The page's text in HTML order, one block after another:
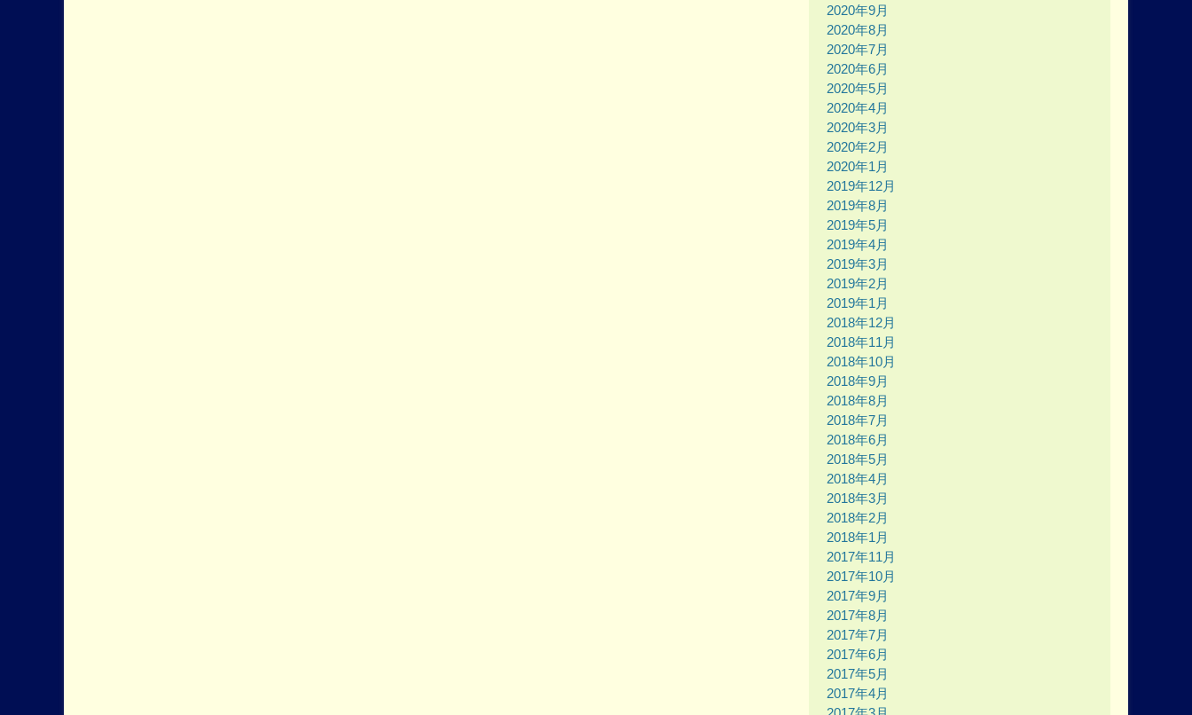
2020年9月
2020年8月
2020年7月
2020年6月
2020年5月
2020年4月
2020年3月
2020年2月
2020年1月
2019年12月
2019年8月
2019年5月
2019年4月
2019年3月
2019年2月
2019年1月
2018年12月
2018年11月
2018年10月
2018年9月
2018年8月
2018年7月
2018年6月
2018年5月
2018年4月
2018年3月
2018年2月
2018年1月
2017年11月
2017年10月
2017年9月
2017年8月
2017年7月
2017年6月
2017年5月
2017年4月